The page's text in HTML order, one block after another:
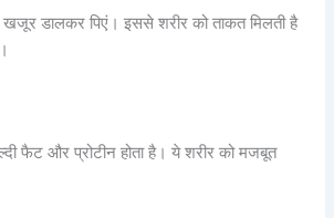
डालकर पिएं। इससे शरीर को ताकत मिलती है
फैट और प्रोटीन होता है। ये शरीर को मजबूत